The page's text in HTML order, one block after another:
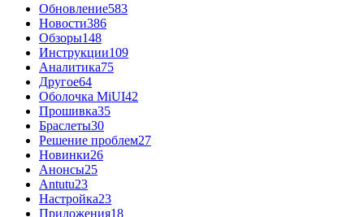
Обновление583
Новости386
Обзоры148
Инструкции109
Аналитика75
Другое64
Оболочка MiUI42
Прошивка35
Браслеты30
Решение проблем27
Новинки26
Анонсы25
Antutu23
Настройка23
Приложения18